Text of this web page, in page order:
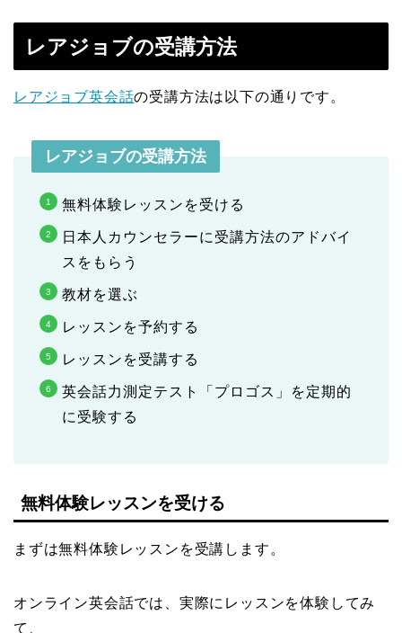
レアジョブの受講方法
レアジョブ英会話の受講方法は以下の通りです。
レアジョブの受講方法
無料体験レッスンを受ける
日本人カウンセラーに受講方法のアドバイ
スをもらう
教材を選ぶ
レッスンを予約する
レッスンを受講する
英会話力測定テスト「プロゴス」を定期的
に受験する
無料体験レッスンを受ける
まずは無料体験レッスンを受講します。
オンライン英会話では、実際にレッスンを体験してみ
て、